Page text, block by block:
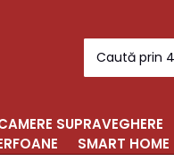
for:
SUPRAVEGHERE
SMART HOME